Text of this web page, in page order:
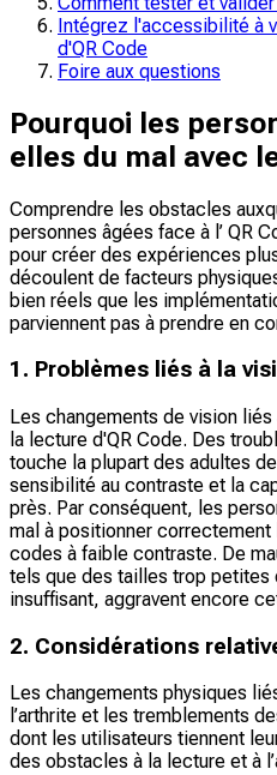
Intégrez l'accessibilité à
d'QR Code
Foire aux questions
Pourquoi les
elles du mal avec
Comprendre les obstacles
personnes âgées face à l’ QR
pour créer des expériences
découlent de facteurs
bien réels que les
parviennent pas à prendre en
1. Problèmes liés à la
Les changements de vision
la lecture d'QR Code. Des
touche la plupart des adultes
sensibilité au contraste et la
près. Par conséquent, les
mal à positionner
codes à faible contraste. De
tels que des tailles trop petites
insuffisant, aggravent encore
2. Considérations
Les changements physiques
l’arthrite et les tremblements
dont les utilisateurs tiennent
des obstacles à la lecture et à